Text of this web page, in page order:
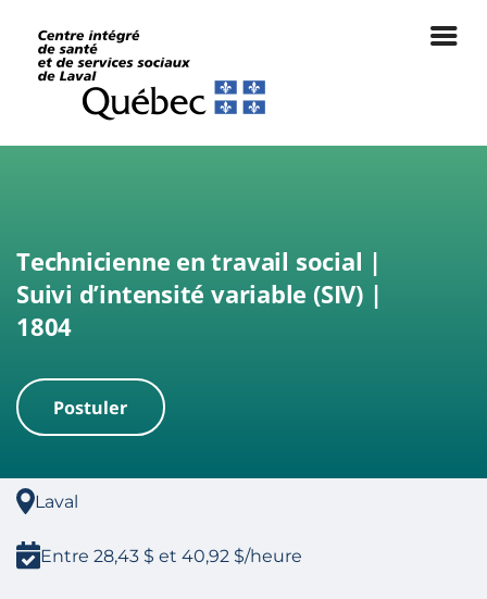
Technicienne en travail social |
Suivi d’intensité variable (SIV) |
1804
|
Postuler
Laval
Entre 28,43 $ et 40,92 $/heure